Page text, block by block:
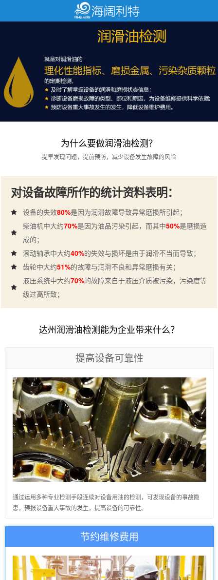
为什么要做润滑油检测？
提早发现问题，提前预防，减少设备发生故障的风险
对设备故障所作的统计资料表明：
设备的失效80%是因为润滑故障导致异常磨损所引起；
柴油机中大约70%是因为油品污染引起，而其中50%是磨损造
成的；
滚动轴承中大约40%的失效与损坏是由于润滑不当而导致；
齿轮中大约51%的故障与润滑不良和异常磨损有关；
液压系统中大约70%的故障来自于液压介质被污染，污染度等
级过高所致；
达州润滑油检测能为企业带来什么？
提高设备可靠性
通过运用多种专业检测手段连续对设备用油的检测，可发现设备的事故隐
患，预报设备重大事故的发生，提高设备的可靠性。
节约维修费用